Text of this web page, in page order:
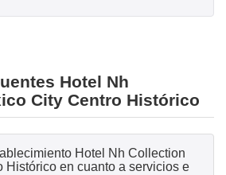
Hotel Nh
City Centro Histórico
Hotel Nh Collection
Histórico en cuanto a servicios e